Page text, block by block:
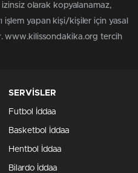
izinsiz olarak kopyalanamaz,
işlem yapan kişi/kişiler için yasal
www.kilissondakika.org tercih
SERVİSLER
Futbol İddaa
Basketbol İddaa
Hentbol İddaa
Bilardo İddaa